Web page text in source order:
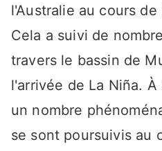
l'Australie au cours
Cela a suivi de
travers le bassin de
l'arrivée de La Niña.
un nombre
se sont poursuivis au